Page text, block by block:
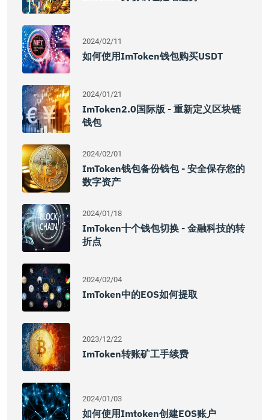
2024/02/11
如何使用imToken钱包购买USDT
2024/01/21
ImToken2.0国际版 - 重新定义区块链
钱包
2024/02/01
ImToken钱包备份钱包 - 安全保存您的
数字资产
2024/01/18
ImToken十个钱包切换 - 金融科技的转
折点
2024/02/04
ImToken中的EOS如何提取
2023/12/22
ImToken转账矿工手续费
2024/01/03
如何使用imtoken创建EOS账户